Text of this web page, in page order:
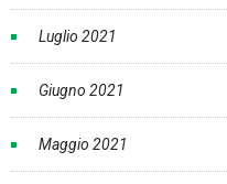
Luglio 2021
Giugno 2021
Maggio 2021